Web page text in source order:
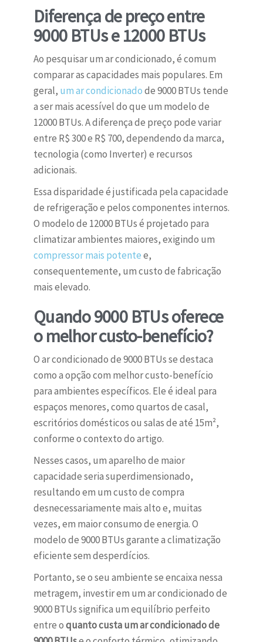
Diferença de preço entre
9000 BTUs e 12000 BTUs
Ao pesquisar um ar condicionado, é comum
comparar as capacidades mais populares. Em
geral, um ar condicionadode 9000 BTUs tende
a ser mais acessível do que um modelo de
12000 BTUs. A diferença de preço pode variar
entre R$ 300 e R$ 700, dependendo da marca,
tecnologia (como Inverter) e recursos
adicionais.
Essa disparidade é justificada pela capacidade
de refrigeração e pelos componentes internos.
O modelo de 12000 BTUs é projetado para
climatizar ambientes maiores, exigindo um
compressor mais potentee,
consequentemente, um custo de fabricação
mais elevado.
Quando 9000 BTUs oferece
o melhor custo-benefício?
O ar condicionado de 9000 BTUs se destaca
como a opção com melhor custo-benefício
para ambientes específicos. Ele é ideal para
espaços menores, como quartos de casal,
escritórios domésticos ou salas de até 15m²,
conforme o contexto do artigo.
Nesses casos, um aparelho de maior
capacidade seria superdimensionado,
resultando em um custo de compra
desnecessariamente mais alto e, muitas
vezes, em maior consumo de energia. O
modelo de 9000 BTUs garante a climatização
eficiente sem desperdícios.
Portanto, se o seu ambiente se encaixa nessa
metragem, investir em um ar condicionado de
9000 BTUs significa um equilíbrio perfeito
entre oquanto custa um ar condicionado de